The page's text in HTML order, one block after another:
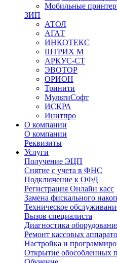
Мобильные
ЗИП
АТОЛ
АГАТ
ИНКОТЕКС
ШТРИХ М
АРКУС-СТ
ЭВОТОР
ОРИОН
Тринити
МультиСофт
ИСКРА
Инитпро
О компании
О компании
Реквизиты
Услуги
Получение ЭЦП
Снятие с учета в ФНС
Подключение к ОФД
Регистрация Онлайн касс
Замена фискального
Техническое
Вызов специалиста
Диагностика
Ремонт кассовых
Настройка и
Открытие обособленных